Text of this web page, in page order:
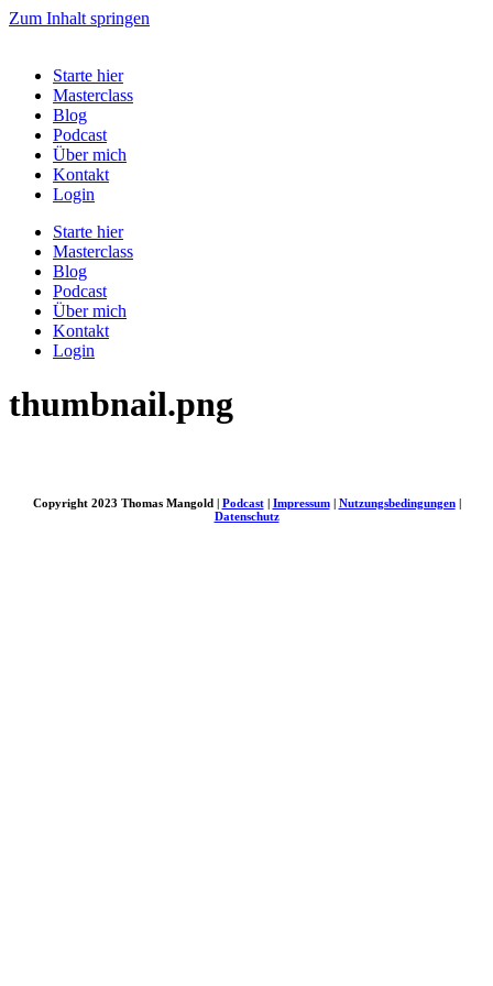
Zum Inhalt springen
Starte hier
Masterclass
Blog
Podcast
Über mich
Kontakt
Login
Starte hier
Masterclass
Blog
Podcast
Über mich
Kontakt
Login
thumbnail.png
Copyright 2023 Thomas Mangold | Podcast| Impressum| Nutzungsbedingungen|
Datenschutz